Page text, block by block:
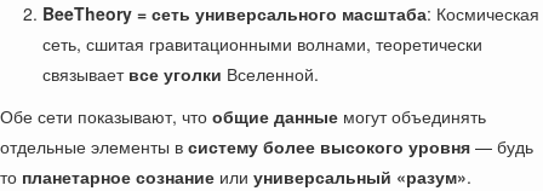
BeeTheory = сеть универсального масштаба: Космическая
сеть, сшитая гравитационными волнами, теоретически
связывает все уголки Вселенной.
Обе сети показывают, что общие данные могут объединять
отдельные элементы в систему более высокого уровня — будь
то планетарное сознание или универсальный «разум».